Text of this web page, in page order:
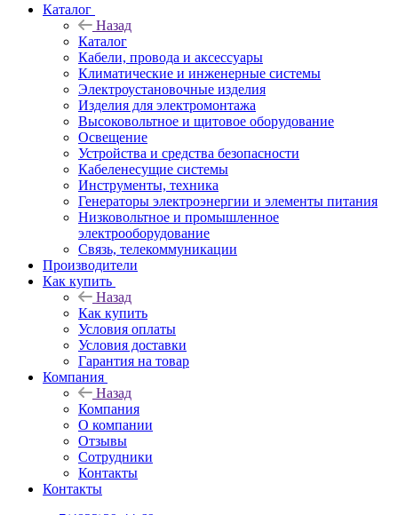
Каталог
Назад
Каталог
Кабели, провода и аксессуары
Климатические и инженерные системы
Электроустановочные изделия
Изделия для электромонтажа
Высоковольтное и щитовое оборудование
Освещение
Устройства и средства безопасности
Кабеленесущие системы
Инструменты, техника
Генераторы электроэнергии и элементы питания
Низковольтное и промышленное
электрооборудование
Связь, телекоммуникации
Производители
Как купить
Назад
Как купить
Условия оплаты
Условия доставки
Гарантия на товар
Компания
Назад
Компания
О компании
Отзывы
Сотрудники
Контакты
Контакты